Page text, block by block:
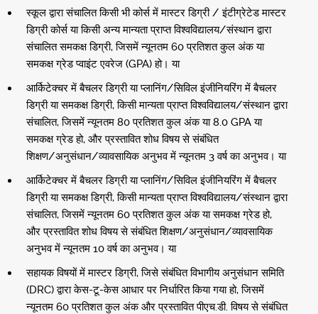
स्कूल द्वारा संचालित किसी भी कोर्स में मास्टर डिग्री / इंटीग्रेटेड मास्टर
डिग्री कोर्स या किसी अन्य मान्यता प्राप्त विश्वविद्यालय/संस्थान द्वारा
संचालित समकक्ष डिग्री, जिसमें न्यूनतम 60 प्रतिशत कुल अंक या
समकक्ष ग्रेड प्वाइंट एवरेज (GPA) हो। या
आर्किटेक्चर में बैचलर डिग्री या प्लानिंग/सिविल इंजीनियरिंग में बैचलर
डिग्री या समकक्ष डिग्री, किसी मान्यता प्राप्त विश्वविद्यालय/संस्थान द्वारा
संचालित, जिसमें न्यूनतम 80 प्रतिशत कुल अंक या 8.0 GPA या
समकक्ष ग्रेड हो, और प्रस्तावित शोध विषय से संबंधित
शिक्षण/अनुसंधान/व्यावसायिक अनुभव में न्यूनतम 3 वर्ष का अनुभव। या
आर्किटेक्चर में बैचलर डिग्री या प्लानिंग/सिविल इंजीनियरिंग में बैचलर
डिग्री या समकक्ष डिग्री, किसी मान्यता प्राप्त विश्वविद्यालय/संस्थान द्वारा
संचालित, जिसमें न्यूनतम 60 प्रतिशत कुल अंक या समकक्ष ग्रेड हो,
और प्रस्तावित शोध विषय से संबंधित शिक्षण/अनुसंधान/व्यावसायिक
अनुभव में न्यूनतम 10 वर्ष का अनुभव। या
सहायक विषयों में मास्टर डिग्री, जिसे संबंधित विभागीय अनुसंधान समिति
(DRC) द्वारा केस-टू-केस आधार पर निर्धारित किया गया हो, जिसमें
न्यूनतम 60 प्रतिशत कुल अंक और प्रस्तावित पीएच.डी. विषय से संबंधित